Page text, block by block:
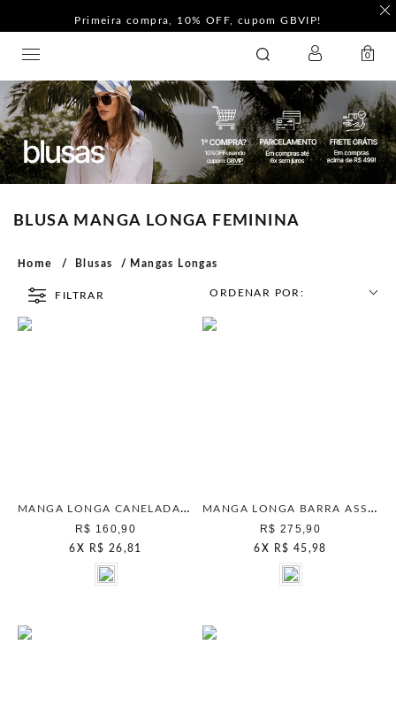
Primeira compra, 10% OFF, cupom GBVIP!
0
BLUSA MANGA LONGA FEMININA
Home Blusas Mangas Longas
FILTRAR ORDENAR POR:
MANGA LONGA CANELADA CHAMPAGNE
R$ 160,90
6 X R$ 26,81
MANGA LONGA BARRA ASSIMETRICA BEGE PAPER
R$ 275,90
6 X R$ 45,98